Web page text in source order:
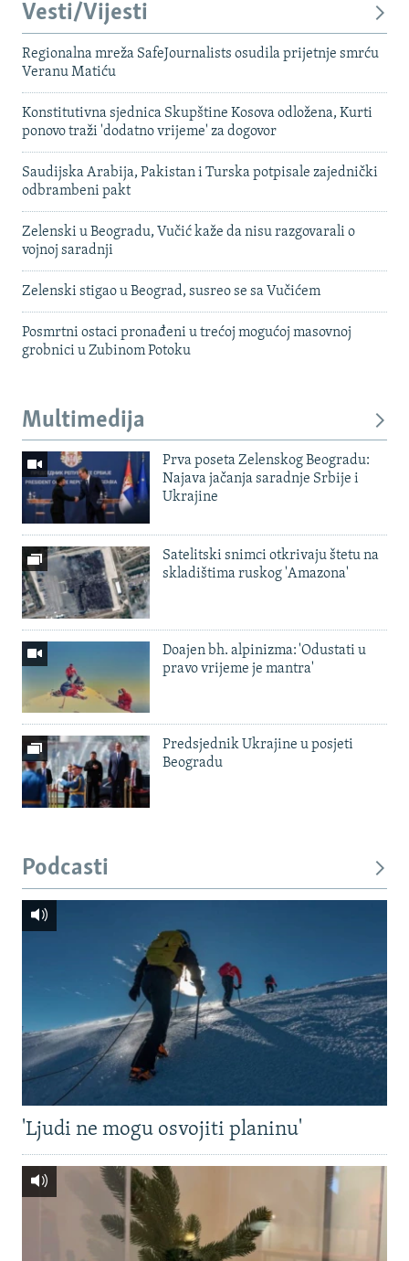
Vesti/Vijesti
Regionalna mreža SafeJournalists osudila prijetnje smrću
Veranu Matiću
Konstitutivna sjednica Skupštine Kosova odložena, Kurti
ponovo traži 'dodatno vrijeme' za dogovor
Saudijska Arabija, Pakistan i Turska potpisale zajednički
odbrambeni pakt
Zelenski u Beogradu, Vučić kaže da nisu razgovarali o
vojnoj saradnji
Zelenski stigao u Beograd, susreo se sa Vučićem
Posmrtni ostaci pronađeni u trećoj mogućoj masovnoj
grobnici u Zubinom Potoku
Multimedija
Prva poseta Zelenskog Beogradu:
Najava jačanja saradnje Srbije i
Ukrajine
Satelitski snimci otkrivaju štetu na
skladištima ruskog 'Amazona'
Doajen bh. alpinizma: 'Odustati u
pravo vrijeme je mantra'
Predsjednik Ukrajine u posjeti
Beogradu
Podcasti
'Ljudi ne mogu osvojiti planinu'